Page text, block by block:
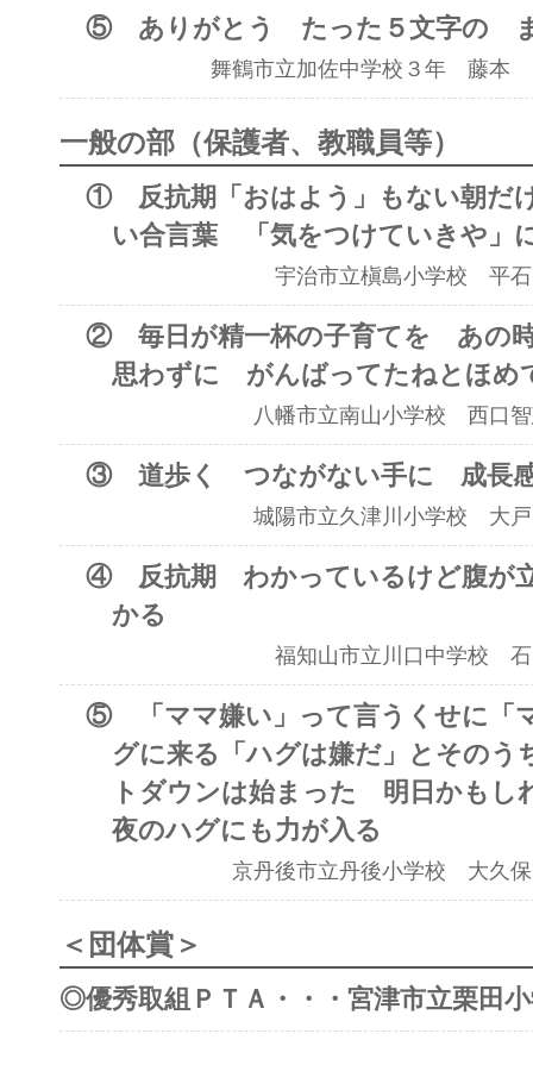
⑤ ありがとう たった５文字の ま
舞鶴市立加佐中学校３年 藤本
一般の部（保護者、教職員等）
① 反抗期「おはよう」もない朝だ
い合言葉 「気をつけていきや」
宇治市立槇島小学校 平
② 毎日が精一杯の子育てを あの時
思わずに がんばってたねとほめ
八幡市立南山小学校 西口
③ 道歩く つながない手に 成長
城陽市立久津川小学校 大
④ 反抗期 わかっているけど腹が
かる
福知山市立川口中学校
⑤ 「ママ嫌い」って言うくせに「
グに来る「ハグは嫌だ」とその
トダウンは始まった 明日かもし
夜のハグにも力が入る
京丹後市立丹後小学校 大久
＜団体賞＞
◎優秀取組ＰＴＡ・・・宮津市立栗田